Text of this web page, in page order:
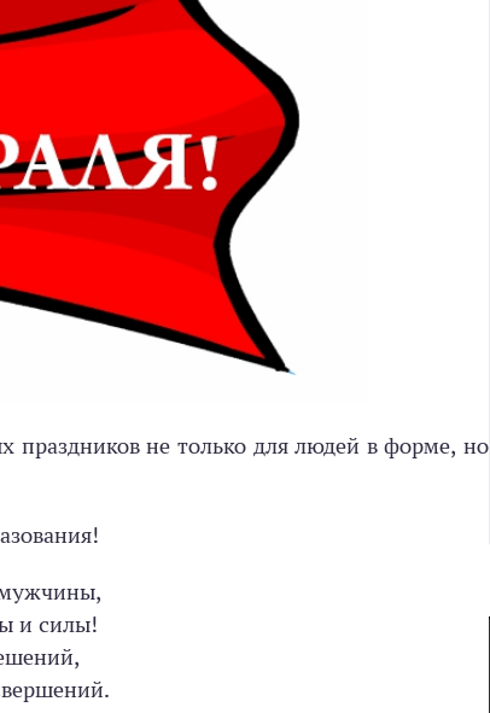
праздников не только для людей в форме, но
мужчины,
и силы!